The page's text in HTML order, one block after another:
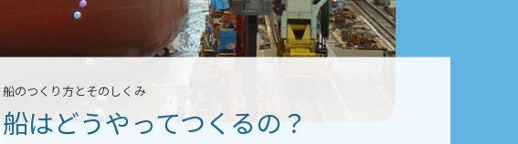
船のつくり方とそのしくみ
船はどうやってつくるの？